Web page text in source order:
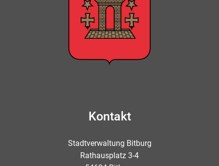
Kontakt
Stadtverwaltung Bitburg
Rathausplatz 3-4